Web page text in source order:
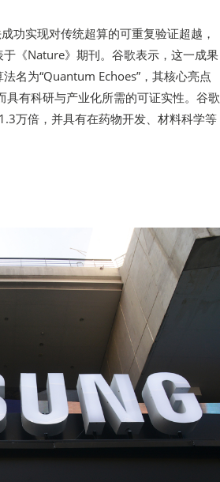
功实现对传统超算的可重复验证超越，
《Nature》期刊。谷歌表示，这一成果
名为“Quantum Echoes”，其核心亮点
有科研与产业化所需的可证实性。谷歌
万倍，并具有在药物开发、材料科学等